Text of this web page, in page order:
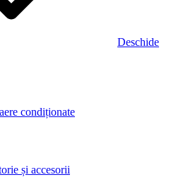
Deschide
condiționate
și accesorii